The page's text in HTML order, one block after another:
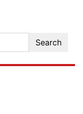
Search